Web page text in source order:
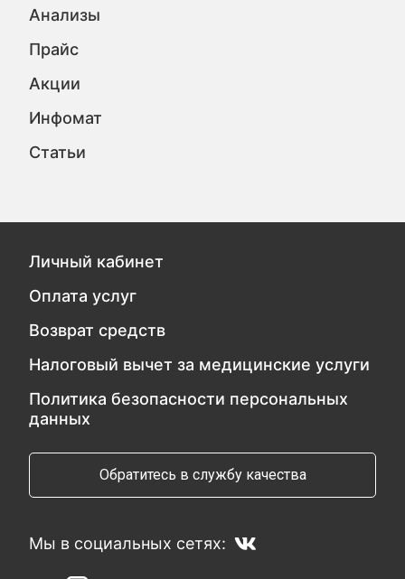
Анализы
Прайс
Акции
Инфомат
Статьи
Личный кабинет
Оплата услуг
Возврат средств
Налоговый вычет за медицинские услуги
Политика безопасности персональных
данных
Обратитесь в службу качества
Мы в социальных сетях: